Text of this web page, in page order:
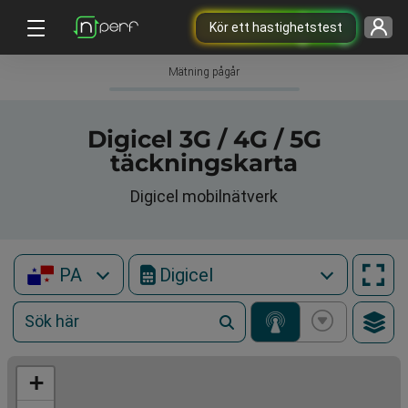
Kör ett hastighetstest
Mätning pågår
Digicel 3G / 4G / 5G
täckningskarta
Digicel mobilnätverk
PA Digicel
+